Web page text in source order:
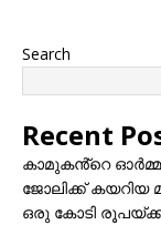
Search
Recent
കാമുകൻ്റെ
ജോലിക്ക് കയറിയ
ഒരു കോടി